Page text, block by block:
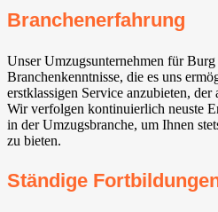
Branchenerfahrung
Unser Umzugsunternehmen für Burg
Branchenkenntnisse, die es uns
erstklassigen Service anzubieten,
Wir verfolgen kontinuierlich neuste
in der Umzugsbranche, um Ihnen
zu bieten.
Ständige